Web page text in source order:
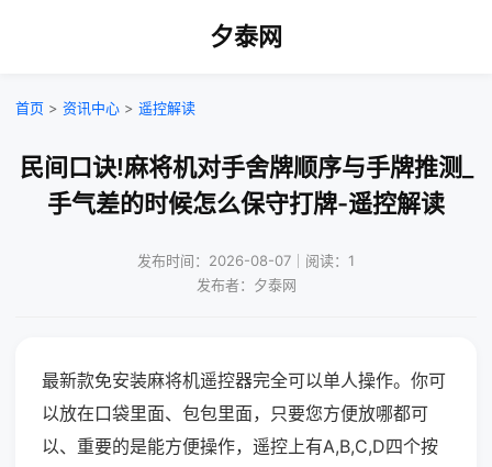
夕泰网
首页 > 资讯中心 > 遥控解读
民间口诀!麻将机对手舍牌顺序与手牌推测_
手气差的时候怎么保守打牌-遥控解读
发布时间：2026-08-07｜阅读：1
发布者：夕泰网
最新款免安装麻将机遥控器完全可以单人操作。你可
以放在口袋里面、包包里面，只要您方便放哪都可
以、重要的是能方便操作，遥控上有A,B,C,D四个按